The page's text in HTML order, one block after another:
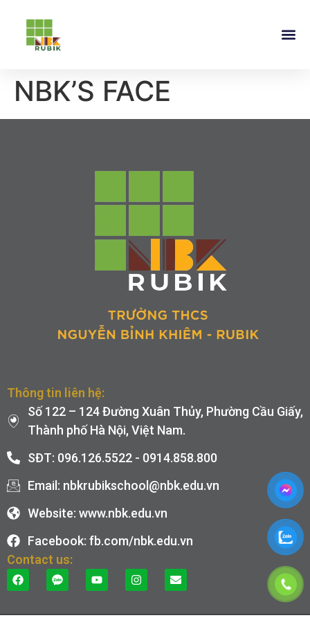
NBK’S FACE
Thông tin liên hệ:
Số 122 – 124 Đường Xuân Thủy, Phường Cầu Giấy,
Thành phố Hà Nội, Việt Nam.
SĐT: 096.126.5522 - 0914.858.800
Email: nbkrubikschool@nbk.edu.vn
Website: www.nbk.edu.vn
Facebook: fb.com/nbk.edu.vn
Contact us: